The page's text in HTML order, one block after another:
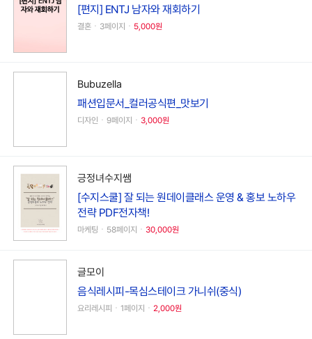
[편지] ENTJ 남자와 재회하기
결혼ㆍ3페이지ㆍ 5,000원
Bubuzella
패션입문서_컬러공식편_맛보기
디자인ㆍ9페이지ㆍ 3,000원
긍정녀수지쌤
[수지스쿨] 잘 되는 원데이클래스 운영 & 홍보 노하우
전략 PDF전자책!
마케팅ㆍ58페이지ㆍ 30,000원
글모이
음식레시피-목심스테이크 가니쉬(중식)
요리레시피ㆍ1페이지ㆍ 2,000원